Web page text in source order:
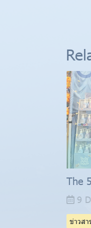
The
9
ข่าวสา